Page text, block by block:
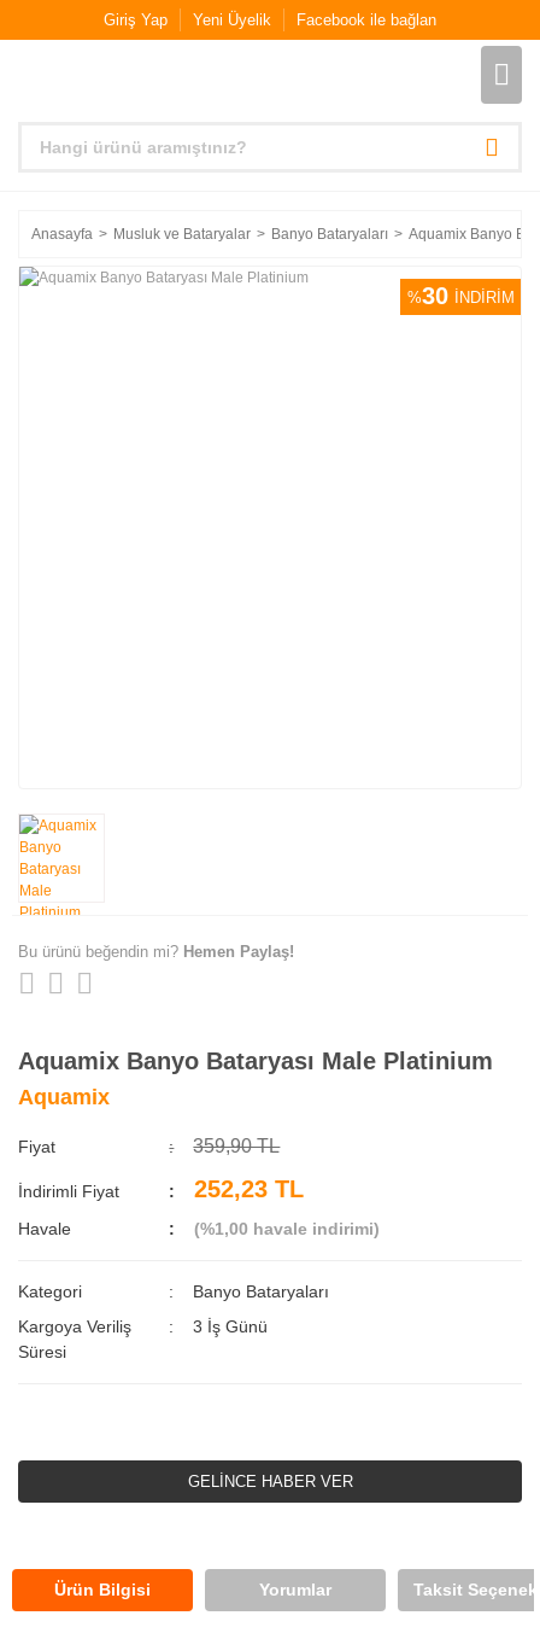
Giriş Yap Yeni Üyelik Facebook ile bağlan
Anasayfa Musluk ve Bataryalar Banyo Bataryaları Aquamix Banyo
%30 İNDİRİM
Bu ürünü beğendin mi? Hemen Paylaş!
Aquamix Banyo Bataryası Male Platinium
Aquamix
Fiyat 359,90 TL
İndirimli Fiyat 252,23 TL
Havale (%1,00 havale indirimi)
Kategori
Banyo Bataryaları
Kargoya Veriliş
Süresi
3 İş Günü
GELİNCE HABER VER
Ürün Bilgisi Yorumlar Taksit